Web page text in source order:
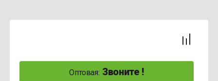
Оптовая: Звоните !